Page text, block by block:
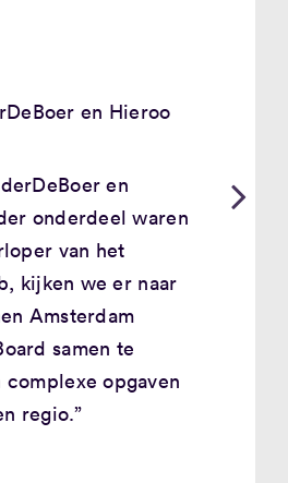
en Hieroo
en
onderdeel waren
van het
, kijken we er naar
Amsterdam
samen te
complexe opgaven
regio.”